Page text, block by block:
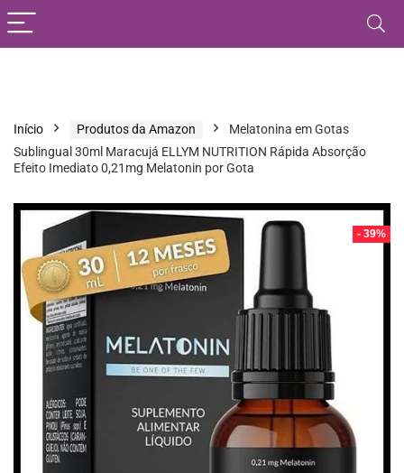
Início Produtos da Amazon
Melatonina em Gotas
Sublingual 30ml Maracujá ELLYM NUTRITION Rápida Absorção
Efeito Imediato 0,21mg Melatonin por Gota
- 39%